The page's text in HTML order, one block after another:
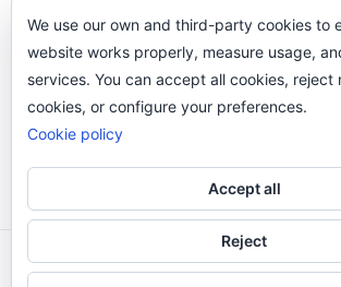
Y si una persona no puede tener
le quiten el teléfono.
Odi O'Malley © 2016-2025. Todos
We use our own and third-party cookies to
website works properly, measure usage,
services. You can accept all cookies, reject
cookies, or configure your preferences.
Cookie policy
Accept all
Reject